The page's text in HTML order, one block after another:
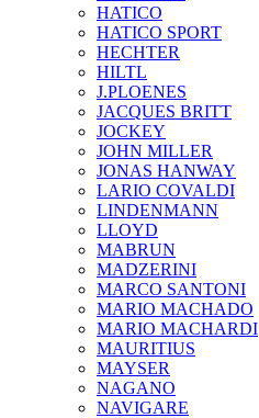
HATICO
HATICO SPORT
HECHTER
HILTL
J.PLOENES
JAСQUES BRITT
JOCKEY
JOHN MILLER
JONAS HANWAY
LARIO COVALDI
LINDENMANN
LLOYD
MABRUN
MADZERINI
MARCO SANTONI
MARIO MACHADO
MARIO MACHARDI
MAURITIUS
MAYSER
NAGANO
NAVIGARE